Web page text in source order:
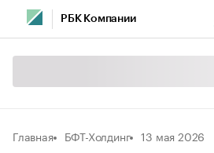
РБК Компании
Главная БФТ-Холдинг 13 мая 2026